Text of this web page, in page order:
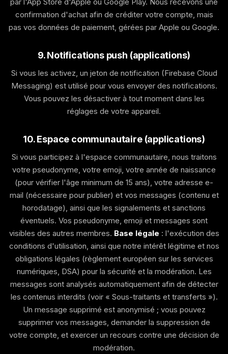
confirmation d'achat afin de créditer votre compte, mais
pas vos données de paiement, gérées par Apple ou Google.
9. Notifications push (applications)
Si vous les activez, un jeton de notification (Firebase Cloud
Messaging) est utilisé pour vous envoyer des notifications.
Vous pouvez les désactiver à tout moment dans les
réglages de votre appareil.
10. Espace communautaire (applications)
Si vous participez à l'espace communautaire, nous traitons
votre pseudonyme, votre emoji, votre année de naissance
(pour vérifier l'âge minimum de 15 ans), votre adresse e-
mail (nécessaire pour publier) et vos messages (contenu et
horodatage), ainsi que les signalements et sanctions
éventuels. Vos pseudonyme, emoji et messages sont
visibles des autres membres. Base légale : l'exécution des
conditions d'utilisation, ainsi que notre intérêt légitime et nos
obligations légales (règlement européen sur les services
numériques, DSA) pour la sécurité et la modération. Les
messages sont analysés automatiquement afin de détecter
les contenus interdits (voir « Sous-traitants et transferts »).
Un message supprimé est anonymisé ; vous pouvez
supprimer vos messages, demander la suppression de
votre compte, et exercer un recours contre une décision de
modération.